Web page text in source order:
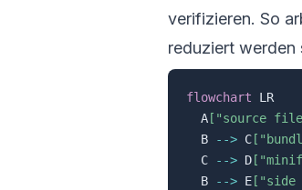
verifizieren. So
reduziert werden
flowchart LR
  A
["source
  B
--> C
  C
--> D
  B
--> E ["side